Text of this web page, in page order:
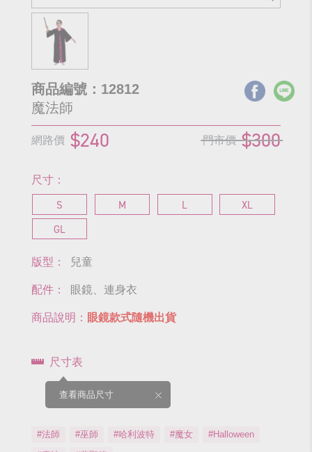
商品編號：12812
魔法師
網路價 $240 門市價 $300
尺寸：
S M L
XL
GL
版型： 兒童
配件： 眼鏡、連身衣
商品說明： 眼鏡款式隨機出貨
尺寸表
查看商品尺寸
#法師 #巫師 #哈利波特 #魔女
#Halloween